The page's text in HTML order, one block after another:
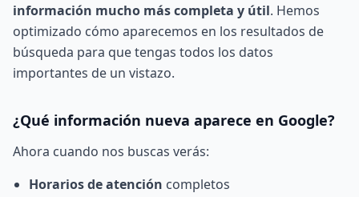
información mucho más completa y útil. Hemos
optimizado cómo aparecemos en los resultados de
búsqueda para que tengas todos los datos
importantes de un vistazo.
¿Qué información nueva aparece en Google?
Ahora cuando nos buscas verás:
Horarios de atención completos